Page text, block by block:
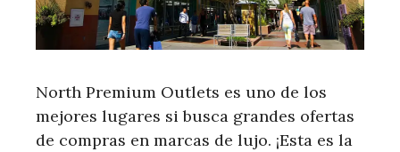
North Premium Outlets es uno de los
mejores lugares si busca grandes ofertas
de compras en marcas de lujo. ¡Esta es la